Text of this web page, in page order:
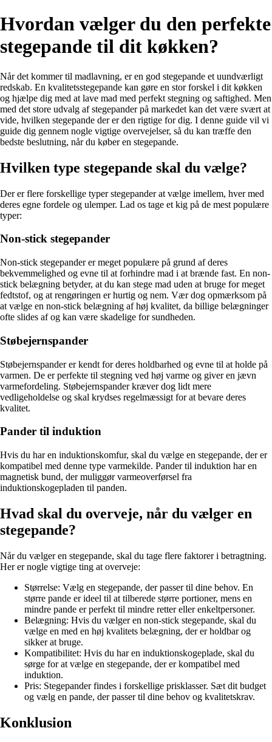
Hvordan vælger du den perfekte
stegepande til dit køkken?
Når det kommer til madlavning, er en god stegepande et uundværligt
redskab. En kvalitetsstegepande kan gøre en stor forskel i dit køkken
og hjælpe dig med at lave mad med perfekt stegning og saftighed. Men
med det store udvalg af stegepander på markedet kan det være svært at
vide, hvilken stegepande der er den rigtige for dig. I denne guide vil vi
guide dig gennem nogle vigtige overvejelser, så du kan træffe den
bedste beslutning, når du køber en stegepande.
Hvilken type stegepande skal du vælge?
Der er flere forskellige typer stegepander at vælge imellem, hver med
deres egne fordele og ulemper. Lad os tage et kig på de mest populære
typer:
Non-stick stegepander
Non-stick stegepander er meget populære på grund af deres
bekvemmelighed og evne til at forhindre mad i at brænde fast. En non-
stick belægning betyder, at du kan stege mad uden at bruge for meget
fedtstof, og at rengøringen er hurtig og nem. Vær dog opmærksom på
at vælge en non-stick belægning af høj kvalitet, da billige belægninger
ofte slides af og kan være skadelige for sundheden.
Støbejernspander
Støbejernspander er kendt for deres holdbarhed og evne til at holde på
varmen. De er perfekte til stegning ved høj varme og giver en jævn
varmefordeling. Støbejernspander kræver dog lidt mere
vedligeholdelse og skal krydses regelmæssigt for at bevare deres
kvalitet.
Pander til induktion
Hvis du har en induktionskomfur, skal du vælge en stegepande, der er
kompatibel med denne type varmekilde. Pander til induktion har en
magnetisk bund, der muliggør varmeoverførsel fra
induktionskogepladen til panden.
Hvad skal du overveje, når du vælger en
stegepande?
Når du vælger en stegepande, skal du tage flere faktorer i betragtning.
Her er nogle vigtige ting at overveje:
Størrelse: Vælg en stegepande, der passer til dine behov. En
større pande er ideel til at tilberede større portioner, mens en
mindre pande er perfekt til mindre retter eller enkeltpersoner.
Belægning: Hvis du vælger en non-stick stegepande, skal du
vælge en med en høj kvalitets belægning, der er holdbar og
sikker at bruge.
Kompatibilitet: Hvis du har en induktionskogeplade, skal du
sørge for at vælge en stegepande, der er kompatibel med
induktion.
Pris: Stegepander findes i forskellige prisklasser. Sæt dit budget
og vælg en pande, der passer til dine behov og kvalitetskrav.
Konklusion